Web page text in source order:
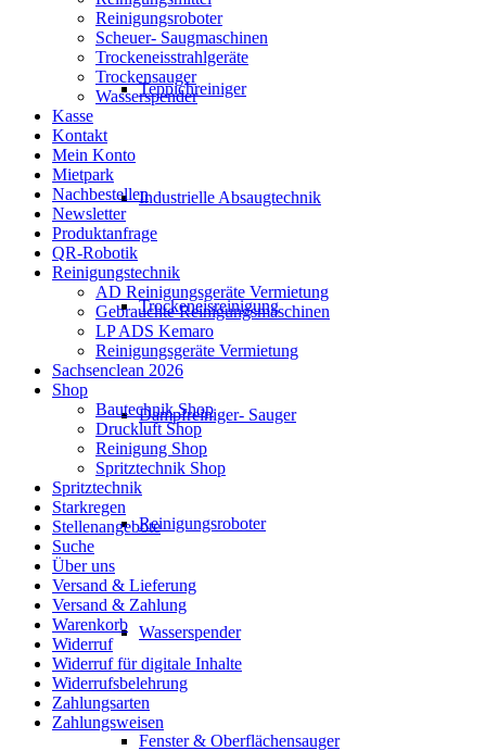
Teppichreiniger
Industrielle Absaugtechnik
Trockeneisreinigung
Dampfreiniger- Sauger
Reinigungsroboter
Wasserspender
Fenster & Oberflächensauger
Reinigungsroboter
Scheuer- Saugmaschinen
Trockeneisstrahlgeräte
Trockensauger
Wasserspender
Kasse
Kontakt
Mein Konto
Mietpark
Nachbestellen
Newsletter
Produktanfrage
QR-Robotik
Reinigungstechnik
AD Reinigungsgeräte Vermietung
Gebrauchte Reinigungsmaschinen
LP ADS Kemaro
Reinigungsgeräte Vermietung
Sachsenclean 2026
Shop
Bautechnik Shop
Druckluft Shop
Reinigung Shop
Spritztechnik Shop
Spritztechnik
Starkregen
Stellenangebote
Suche
Über uns
Versand & Lieferung
Versand & Zahlung
Warenkorb
Widerruf
Widerruf für digitale Inhalte
Widerrufsbelehrung
Zahlungsarten
Zahlungsweisen